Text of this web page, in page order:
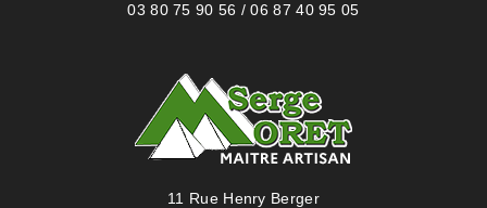
03 80 75 90 56 / 06 87 40 95 05
11 Rue Henry Berger